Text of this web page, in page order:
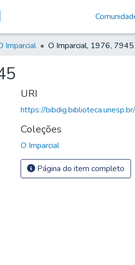
Imparcial O Imparcial, 1976, 7945
URI
https://
Coleções
O Imparcial
Página do item completo